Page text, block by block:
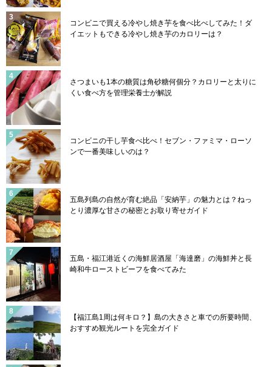
コンビニで買える冷やし焼き芋を食べ比べしてみた！ダ
イエットもできる冷やし焼き芋のカロリーは？
さつまいも1本の糖質は角砂糖何個分？カロリーと太りに
くい食べ方を管理栄養士が解説
コンビニの干し芋食べ比べ！セブン・ファミマ・ローソ
ンで一番美味しいのは？
五島列島の自然が育む絶品「安納芋」の魅力とは？ねっ
とり濃厚な甘さの秘密とお取り寄せガイド
五島・福江港近くの海鮮居酒屋「海達磨」の海鮮丼と長
崎和牛ローストビーフを食べてみた
【福江島1周は何キロ？】島の大きさと車での所要時間、
おすすめ観光ルートを完全ガイド